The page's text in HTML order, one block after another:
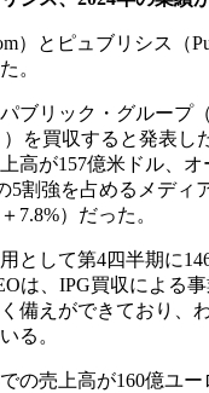
）とピュブリシス（
。
ブリック・グループ
を買収すると発表し
高が157億米ドル、
5割強を占めるメディ
7.8%）だった。
として第4四半期に
は、IPG買収による
備えができており、
る。
の売上高が160億ユ